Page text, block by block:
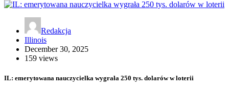
Redakcja
Illinois
December 30, 2025
159 views
IL: emerytowana nauczycielka wygrała 250 tys. dolarów w loterii